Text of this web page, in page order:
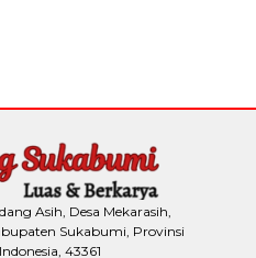
Asih, Desa Mekarasih,
Sukabumi, Provinsi
43361